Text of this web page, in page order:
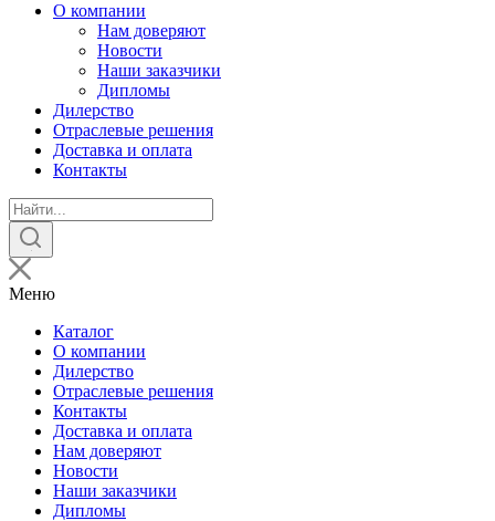
О компании
Нам доверяют
Новости
Наши заказчики
Дипломы
Дилерство
Отраслевые решения
Доставка и оплата
Контакты
Поиск
товаров
Меню
Каталог
О компании
Дилерство
Отраслевые решения
Контакты
Доставка и оплата
Нам доверяют
Новости
Наши заказчики
Дипломы